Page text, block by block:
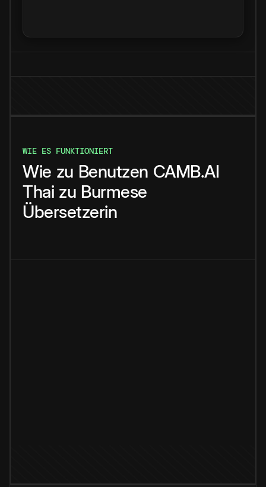
WIE ES FUNKTIONIERT
Wie zu Benutzen CAMB.AI
Thai zu Burmese
Übersetzerin